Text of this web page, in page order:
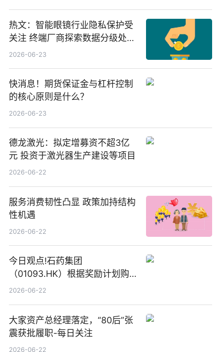
热文：智能眼镜行业隐私保护受
关注 终端厂商探索数据分级处理
等方案
2026-06-23
快消息！期货保证金与杠杆控制
的核心原则是什么？
2026-06-23
德龙激光：拟定增募资不超3亿
元 投资于激光器生产建设等项目
2026-06-22
服务消费韧性凸显 政策加持结构
性机遇
2026-06-22
今日观点!石药集团
（01093.HK）根据奖励计划购
回580万股
2026-06-22
大家资产总经理落定，“80后”张
震获批履职-每日关注
2026-06-22